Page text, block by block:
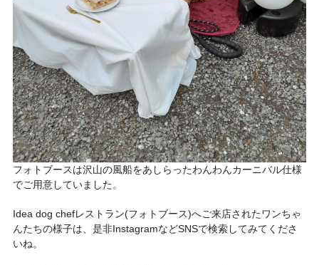
フォトブースは沢山の風船をあしらったわんわんカーニバル仕様
でご用意していました。
Idea dog chefレストラン(フォトブース)へご来店されたワンちゃ
んたちの様子は、是非InstagramなどSNSで検索してみてくださ
いね。